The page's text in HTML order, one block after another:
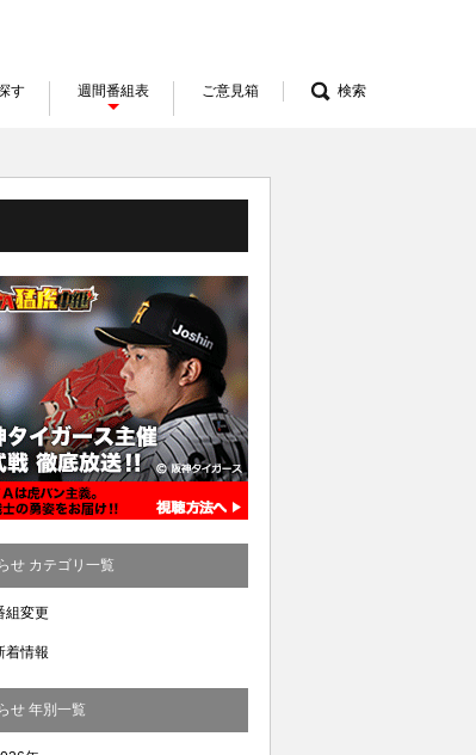
す 週間番組表 ご意見箱 検索
せ カテゴリ一覧
組変更
着情報
せ 年別一覧